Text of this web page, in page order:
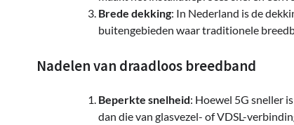
Brede dekking: In Nederland is de
buitengebieden waar traditionele
Nadelen van draadloos breedband
Beperkte snelheid: Hoewel 5G sneller
dan die van glasvezel- of VDSL-